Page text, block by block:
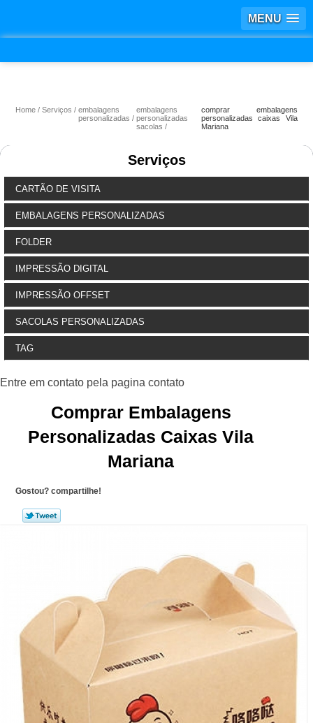
MENU
Home Serviços
embalagens
personalizadas
embalagens
personalizadas
sacolas
comprar embalagens
personalizadas caixas Vila
Mariana
Serviços
CARTÃO DE VISITA
EMBALAGENS PERSONALIZADAS
FOLDER
IMPRESSÃO DIGITAL
IMPRESSÃO OFFSET
SACOLAS PERSONALIZADAS
TAG
Comprar Embalagens
Personalizadas Caixas Vila
Mariana
Gostou? compartilhe!